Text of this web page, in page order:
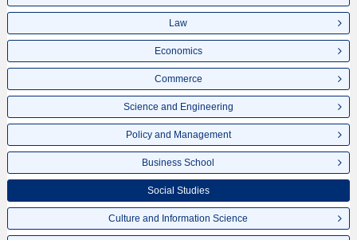
Law
Economics
Commerce
Science and Engineering
Policy and Management
Business School
Social Studies
Culture and Information Science